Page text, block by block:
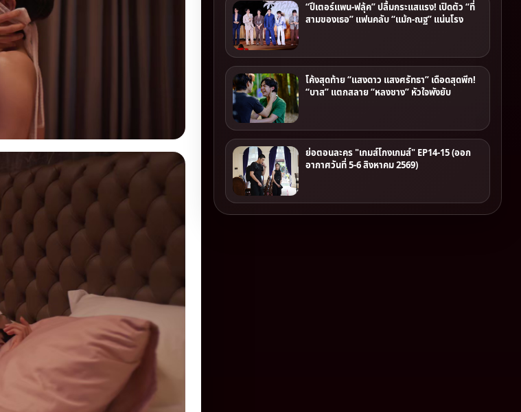
“ปีเตอร์แพน-ฟลุ้ค” ปลื้มกระแสแรง! เปิดตัว “ที่
สามของเธอ” แฟนคลับ “แม้ก-ณฐ” แน่นโรง
โค้งสุดท้าย “แสงดาว แสงศรัทธา” เดือดสุดพีก!
“บาส” แตกสลาย “หลงชาง” หัวใจพังยับ
ย่อตอนละคร "เกมส์โกงเกมส์" EP14-15 (ออก
อากาศวันที่ 5-6 สิงหาคม 2569)